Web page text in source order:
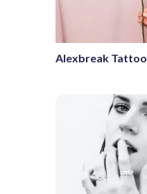
Alexbreak Tattoo